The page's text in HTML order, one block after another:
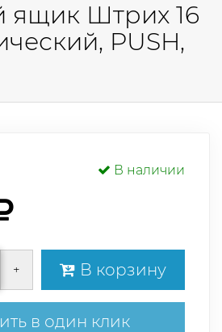
Штрих 16
PUSH,
В наличии
+ В корзину
в один клик